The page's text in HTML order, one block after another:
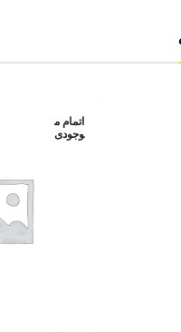
اتمام م
وجودی